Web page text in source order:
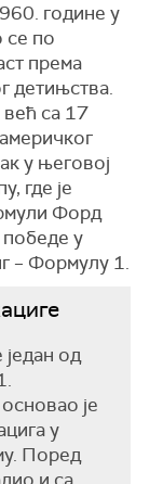
године у
се по
према
детињства.
већ са 17
у његовој
где је
Форд
у
– Формулу 1.
од
је
у
Поред